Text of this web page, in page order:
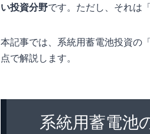
い投資分野です。ただし、それは
本記事では、系統用蓄電池投資の
点で解説します。
系統用蓄電池